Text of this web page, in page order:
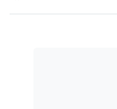
reduzido, em 2023